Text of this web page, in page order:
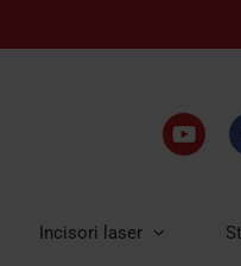
Incisori laser